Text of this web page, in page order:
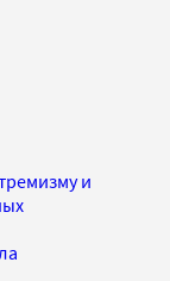
и